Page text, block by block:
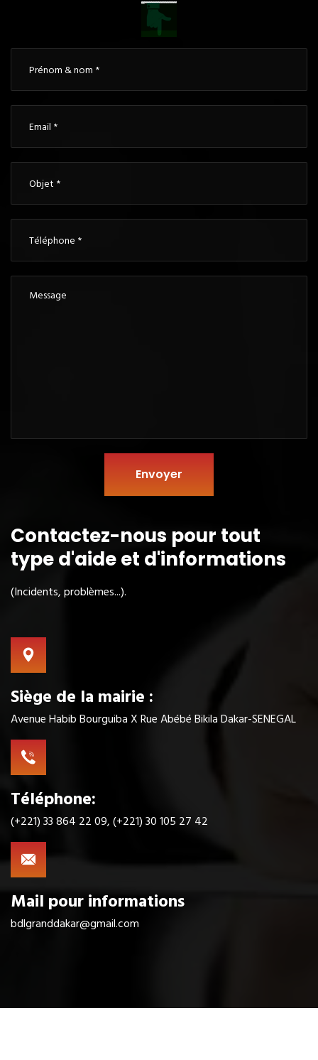
Envoyer
Contactez-nous pour tout
typed'aide et d'informations
(Incidents, problèmes...).
Siège de la mairie :
Avenue Habib Bourguiba X Rue Abébé Bikila Dakar-SENEGAL
Téléphone:
(+221) 33 864 22 09, (+221) 30 105 27 42
Mail pour informations
bdlgranddakar@gmail.com